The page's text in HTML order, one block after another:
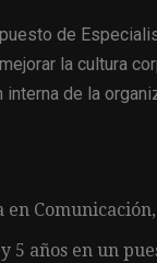
de
la cultura
de la
5 años en un